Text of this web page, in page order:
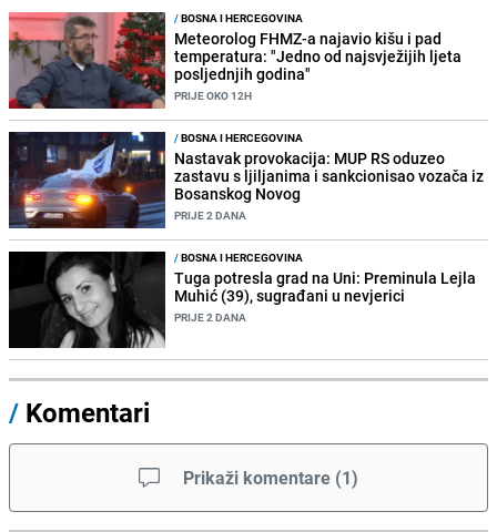
/BOSNA I HERCEGOVINA
Meteorolog FHMZ-a najavio kišu i pad
temperatura: "Jedno od najsvježijih ljeta
posljednjih godina"
PRIJE OKO 12H
/BOSNA I HERCEGOVINA
Nastavak provokacija: MUP RS oduzeo
zastavu s ljiljanima i sankcionisao vozača iz
Bosanskog Novog
PRIJE 2 DANA
/BOSNA I HERCEGOVINA
Tuga potresla grad na Uni: Preminula Lejla
Muhić (39), sugrađani u nevjerici
PRIJE 2 DANA
/ Komentari
Prikaži komentare (1)